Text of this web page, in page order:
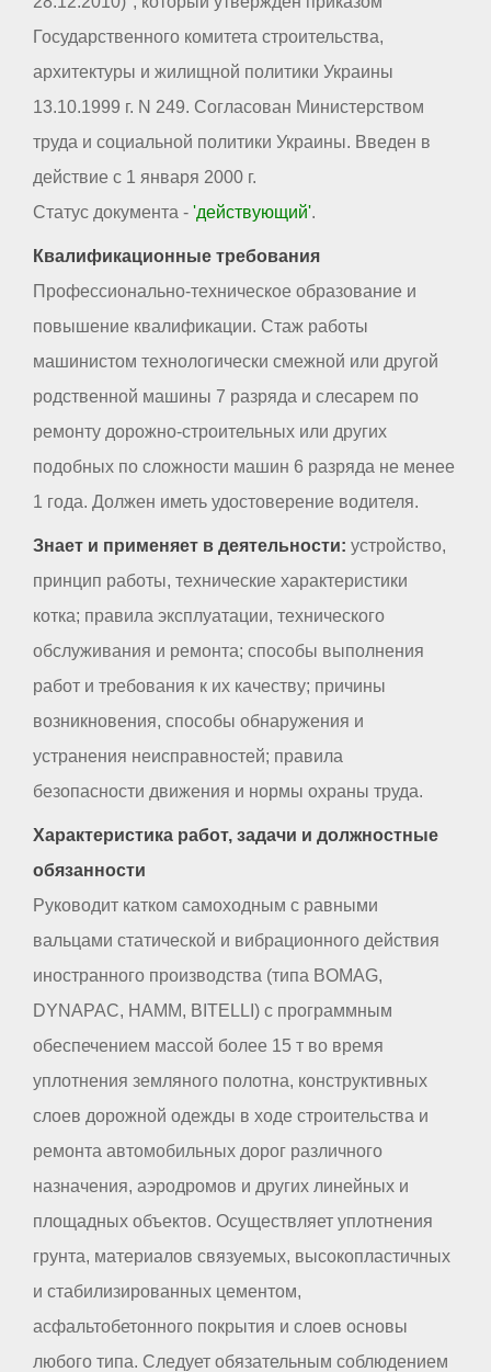
Государственного комитета строительства,
архитектуры и жилищной политики Украины
13.10.1999 г. N 249. Согласован Министерством
труда и социальной политики Украины. Введен в
действие с 1 января 2000 г.
Статус документа - 'действующий'.
Квалификационные требования
Профессионально-техническое образование и
повышение квалификации. Стаж работы
машинистом технологически смежной или другой
родственной машины 7 разряда и слесарем по
ремонту дорожно-строительных или других
подобных по сложности машин 6 разряда не менее
1 года. Должен иметь удостоверение водителя.
Знает и применяет в деятельности: устройство,
принцип работы, технические характеристики
котка; правила эксплуатации, технического
обслуживания и ремонта; способы выполнения
работ и требования к их качеству; причины
возникновения, способы обнаружения и
устранения неисправностей; правила
безопасности движения и нормы охраны труда.
Характеристика работ, задачи и должностные
обязанности
Руководит катком самоходным с равными
вальцами статической и вибрационного действия
иностранного производства (типа BOMAG,
DYNAPAC, HAMM, BITELLI) с программным
обеспечением массой более 15 т во время
уплотнения земляного полотна, конструктивных
слоев дорожной одежды в ходе строительства и
ремонта автомобильных дорог различного
назначения, аэродромов и других линейных и
площадных объектов. Осуществляет уплотнения
грунта, материалов связуемых, высокопластичных
и стабилизированных цементом,
асфальтобетонного покрытия и слоев основы
любого типа. Следует обязательным соблюдением